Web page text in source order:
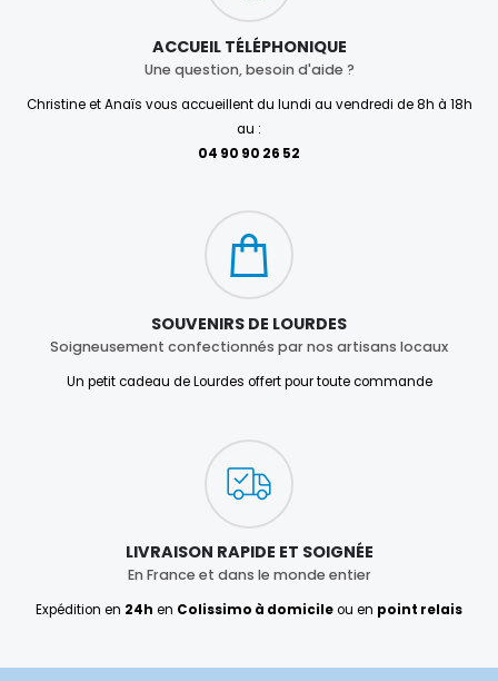
ACCUEIL TÉLÉPHONIQUE
Une question, besoin d'aide ?
Christine et Anaïs vous accueillent du lundi au vendredi de 8h à 18h
au :
04 90 90 26 52
SOUVENIRS DE LOURDES
Soigneusement confectionnés par nos artisans locaux
Un petit cadeau de Lourdes offert pour toute commande
LIVRAISON RAPIDE ET SOIGNÉE
En France et dans le monde entier
Expédition en 24h en Colissimo à domicileou en point relais